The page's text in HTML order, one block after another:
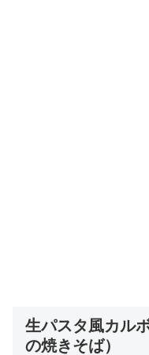
生パスタ風カル
の焼きそば）